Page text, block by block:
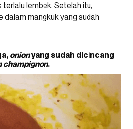
lembek. Setelah itu,
dalam mangkuk yang sudah
onionyang sudah dicincang
champignon.